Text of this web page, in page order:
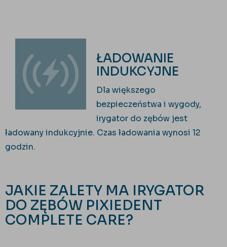
ŁADOWANIE
INDUKCYJNE
Dla większego
bezpieczeństwa i wygody,
irygator do zębów jest
ładowany indukcyjnie. Czas ładowania wynosi 12
godzin.
JAKIE ZALETY MA IRYGATOR
DO ZĘBÓW PIXIEDENT
COMPLETE CARE?